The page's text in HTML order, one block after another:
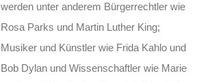
werden unter anderem Bürgerrechtler wie
Rosa Parks und Martin Luther King;
Musiker und Künstler wie Frida Kahlo und
Bob Dylan und Wissenschaftler wie Marie